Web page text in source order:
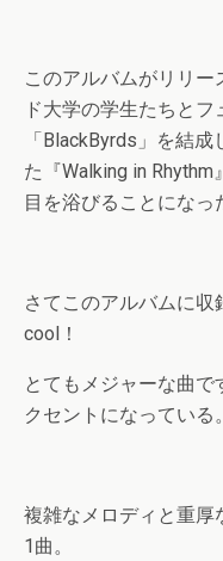
このアルバムがリリ
ド大学の学生たちと
「BlackByrds」を結
た『Walking in
目を浴びることになっ
さてこのアルバムに収
cool！
とてもメジャーな曲
クセントになっている。
複雑なメロディと重厚
1曲。